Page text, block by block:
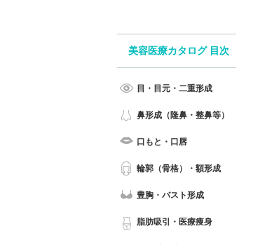
美容医療カタログ 目次
目・目元・二重形成
鼻形成（隆鼻・整鼻等）
口もと・口唇
輪郭（骨格）・額形成
豊胸・バスト形成
脂肪吸引・医療痩身